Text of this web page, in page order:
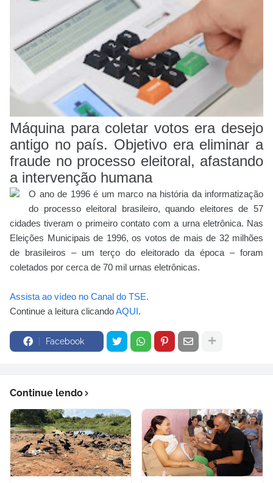
Máquina para coletar votos era desejo
antigo no país. Objetivo era eliminar a
fraude no processo eleitoral, afastando
a intervenção humana
O ano de 1996 é um marco na história da informatização
do processo eleitoral brasileiro, quando eleitores de 57
cidades tiveram o primeiro contato com a urna eletrônica. Nas
Eleições Municipais de 1996, os votos de mais de 32 milhões
de brasileiros – um terço do eleitorado da época – foram
coletados por cerca de 70 mil urnas eletrônicas.
Assista ao vídeo no Canal do TSE.
Continue a leitura clicandoAQUI.
Facebook
Continue lendo